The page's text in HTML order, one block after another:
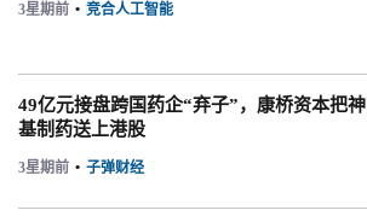
3星期前 • 竞合人工智能
49亿元接盘跨国药企“弃子”，康桥资本把神
基制药送上港股
3星期前 • 子弹财经